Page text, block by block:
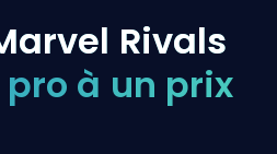
Rivals
à un prix